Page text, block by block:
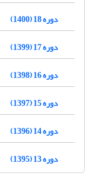
دوره 18 (1400)
دوره 17 (1399)
دوره 16 (1398)
دوره 15 (1397)
دوره 14 (1396)
دوره 13 (1395)